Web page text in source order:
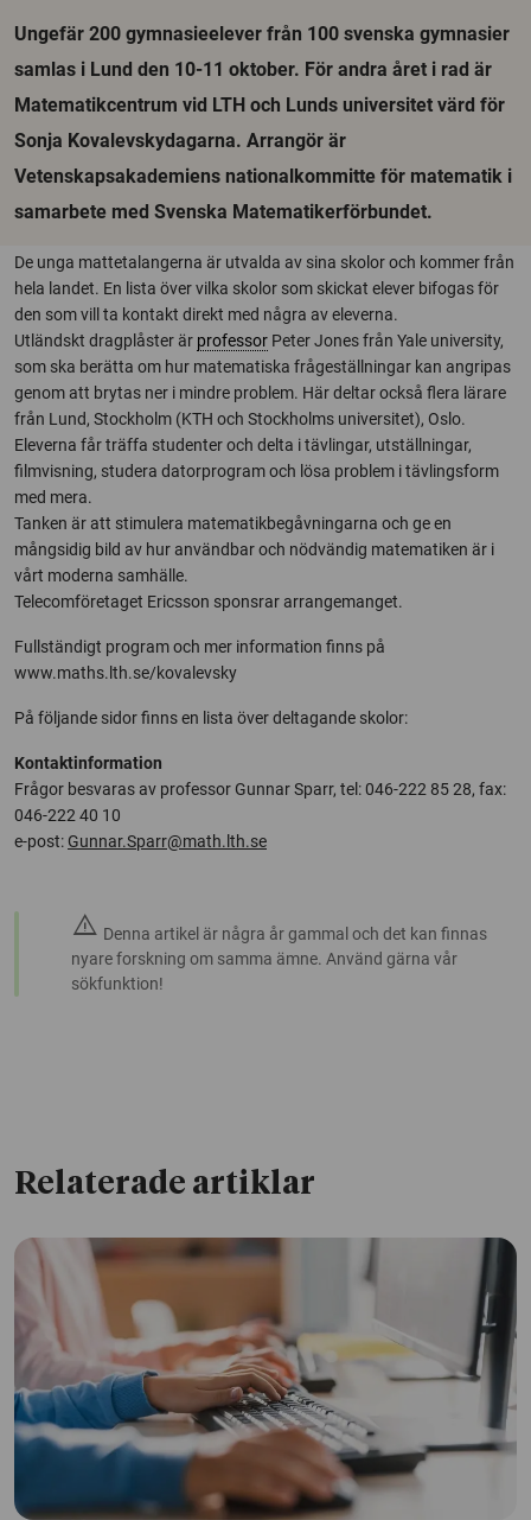
Ungefär 200 gymnasieelever från 100 svenska gymnasier
samlas i Lund den 10-11 oktober. För andra året i rad är
Matematikcentrum vid LTH och Lunds universitet värd för
Sonja Kovalevskydagarna. Arrangör är
Vetenskapsakademiens nationalkommitte för matematik i
samarbete med Svenska Matematikerförbundet.
De unga mattetalangerna är utvalda av sina skolor och kommer från
hela landet. En lista över vilka skolor som skickat elever bifogas för
den som vill ta kontakt direkt med några av eleverna.
Utländskt dragplåster är professor Peter Jones från Yale university,
som ska berätta om hur matematiska frågeställningar kan angripas
genom att brytas ner i mindre problem. Här deltar också flera lärare
från Lund, Stockholm (KTH och Stockholms universitet), Oslo.
Eleverna får träffa studenter och delta i tävlingar, utställningar,
filmvisning, studera datorprogram och lösa problem i tävlingsform
med mera.
Tanken är att stimulera matematikbegåvningarna och ge en
mångsidig bild av hur användbar och nödvändig matematiken är i
vårt moderna samhälle.
Telecomföretaget Ericsson sponsrar arrangemanget.
Fullständigt program och mer information finns på
www.maths.lth.se/kovalevsky
På följande sidor finns en lista över deltagande skolor:
Kontaktinformation
Frågor besvaras av professor Gunnar Sparr, tel: 046-222 85 28, fax:
046-222 40 10
e-post: Gunnar.Sparr@math.lth.se
warning Denna artikel är några år gammal och det kan finnas
nyare forskning om samma ämne. Använd gärna vår
sökfunktion!
Relaterade artiklar